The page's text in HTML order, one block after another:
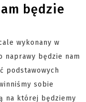
będzie
wykonany w
naprawy będzie nam
podstawowych
sobie
na której będziemy